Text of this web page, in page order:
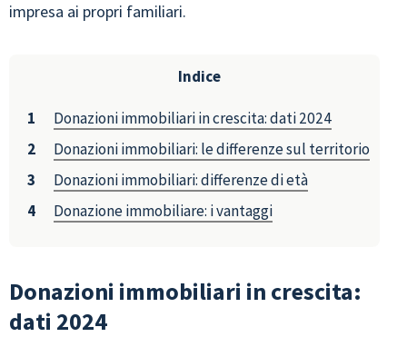
impresa ai propri familiari.
Indice
Donazioni immobiliari in crescita: dati 2024
Donazioni immobiliari: le differenze sul territorio
Donazioni immobiliari: differenze di età
Donazione immobiliare: i vantaggi
Donazioni immobiliari in crescita:
dati 2024